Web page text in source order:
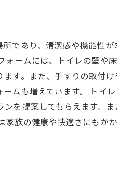
であり、清潔感や機能性
ームには、トイレの壁や
す。また、手すりの取付
ムも増えています。 トイ
を提案してもらえます。
族の健康や快適さにもか